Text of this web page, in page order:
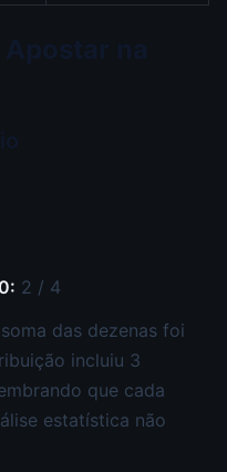
2 / 4
das dezenas foi
incluiu 3
que cada
estatística não